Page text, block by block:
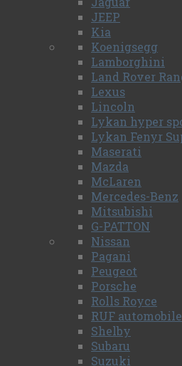
JEEP
Kia
Koenigsegg
Lamborghini
Land Rover
Lexus
Lincoln
Lykan hyper
Lykan Fenyr
Maserati
Mazda
McLaren
Mercedes-Benz
Mitsubishi
G-PATTON
Nissan
Pagani
Peugeot
Porsche
Rolls Royce
RUF automobile
Shelby
Subaru
Suzuki